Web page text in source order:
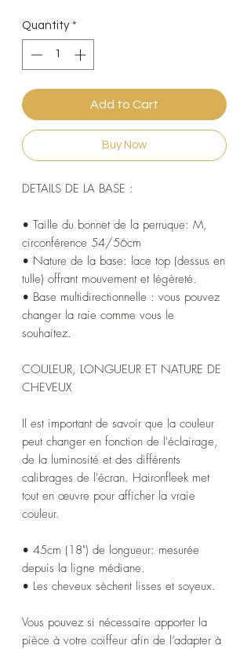
Quantity *
Add to Cart
Buy Now
DETAILS DE LA BASE :
• Taille du bonnet de la perruque: M,
circonférence 54/56cm
• Nature de la base: lace top (dessus en
tulle) offrant mouvement et légèreté.
• Base multidirectionnelle : vous pouvez
changer la raie comme vous le
souhaitez.
COULEUR, LONGUEUR ET NATURE DE
CHEVEUX
Il est important de savoir que la couleur
peut changer en fonction de l'éclairage,
de la luminosité et des différents
calibrages de l'écran. Haironfleek met
tout en œuvre pour afficher la vraie
couleur.
• 45cm (18") de longueur: mesurée
depuis la ligne médiane.
• Les cheveux sèchent lisses et soyeux.
Vous pouvez si nécessaire apporter la
pièce à votre coiffeur afin de l’adapter à